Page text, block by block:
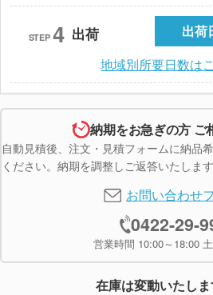
STEP 4 出荷 出荷
地域別所要日数は
納期をお急ぎの方 ご
自動見積後、注文・見積フォームに納品
ください。納期を調整しご返答いたします
お問い合わせ
0422-29-
営業時間 10:00～18:00
在庫は変動いたしま